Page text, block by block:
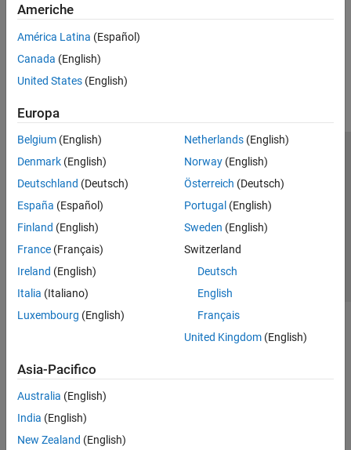
Americhe
América Latina (Español)
Canada (English)
United States (English)
Europa
Belgium (English)
Denmark (English)
Deutschland (Deutsch)
España (Español)
Finland (English)
France (Français)
Ireland (English)
Italia (Italiano)
Luxembourg (English)
Netherlands(English)
Norway(English)
Österreich (Deutsch)
Portugal (English)
Sweden (English)
Switzerland
Deutsch
English
Français
United Kingdom(English)
Asia-Pacifico
Australia (English)
India (English)
New Zealand (English)
Centro di fiducia
Informativa sulla privacy
Antipirateria
Stato dell'applicazione
Contatti
© 1994-2026 The MathWorks, Inc.